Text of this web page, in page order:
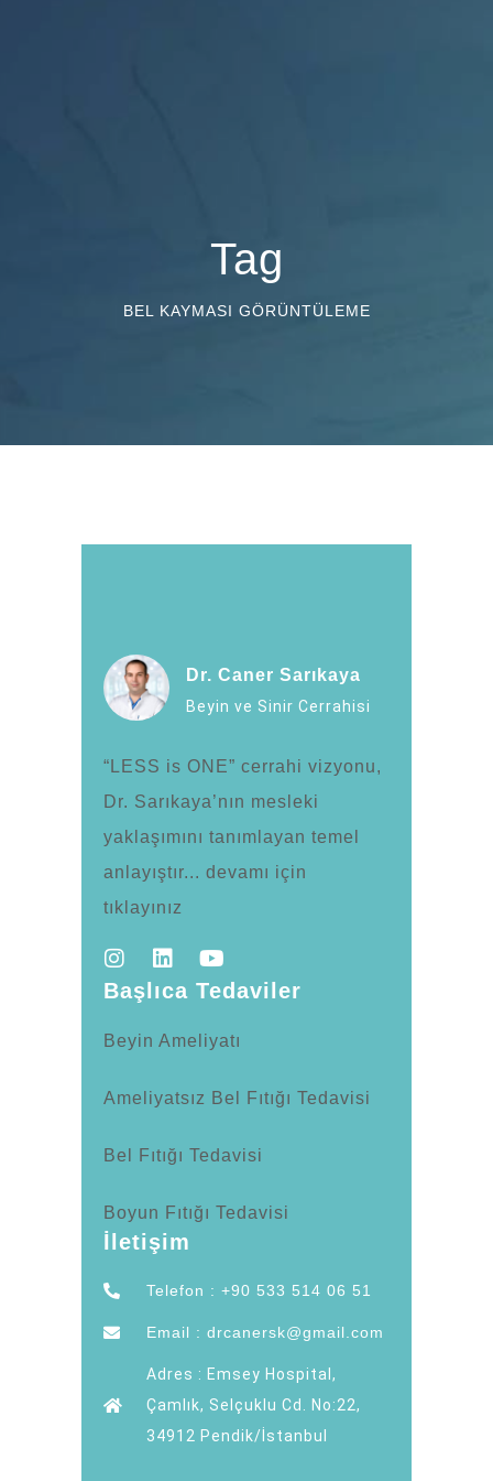
Tag
BEL KAYMASI GÖRÜNTÜLEME
Dr. Caner Sarıkaya
Beyin ve Sinir Cerrahisi
“LESS is ONE” cerrahi vizyonu,
Dr. Sarıkaya’nın mesleki
yaklaşımını tanımlayan temel
anlayıştır... devamı için
tıklayınız
Başlıca Tedaviler
Beyin Ameliyatı
Ameliyatsız Bel Fıtığı Tedavisi
Bel Fıtığı Tedavisi
Boyun Fıtığı Tedavisi
İletişim
Telefon : +90 533 514 06 51
Email : drcanersk@gmail.com
Adres : Emsey Hospital,
Çamlık, Selçuklu Cd. No:22,
34912 Pendik/İstanbul